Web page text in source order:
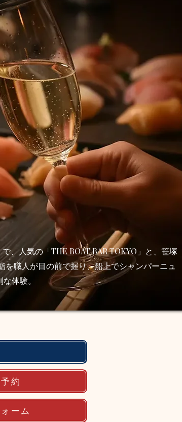
、人気の「THE BOAT BAR TOKYO」と、笹塚
職人が目の前で握り、船上でシャンパーニュ
体験。
約
ーム